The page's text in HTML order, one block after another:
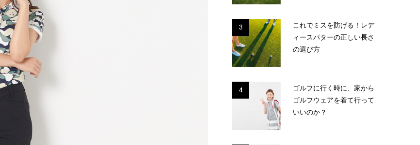
3
これでミスを防げる！レデ
ィースパターの正しい長さ
の選び方
4
ゴルフに行く時に、家から
ゴルフウェアを着て行って
いいのか？